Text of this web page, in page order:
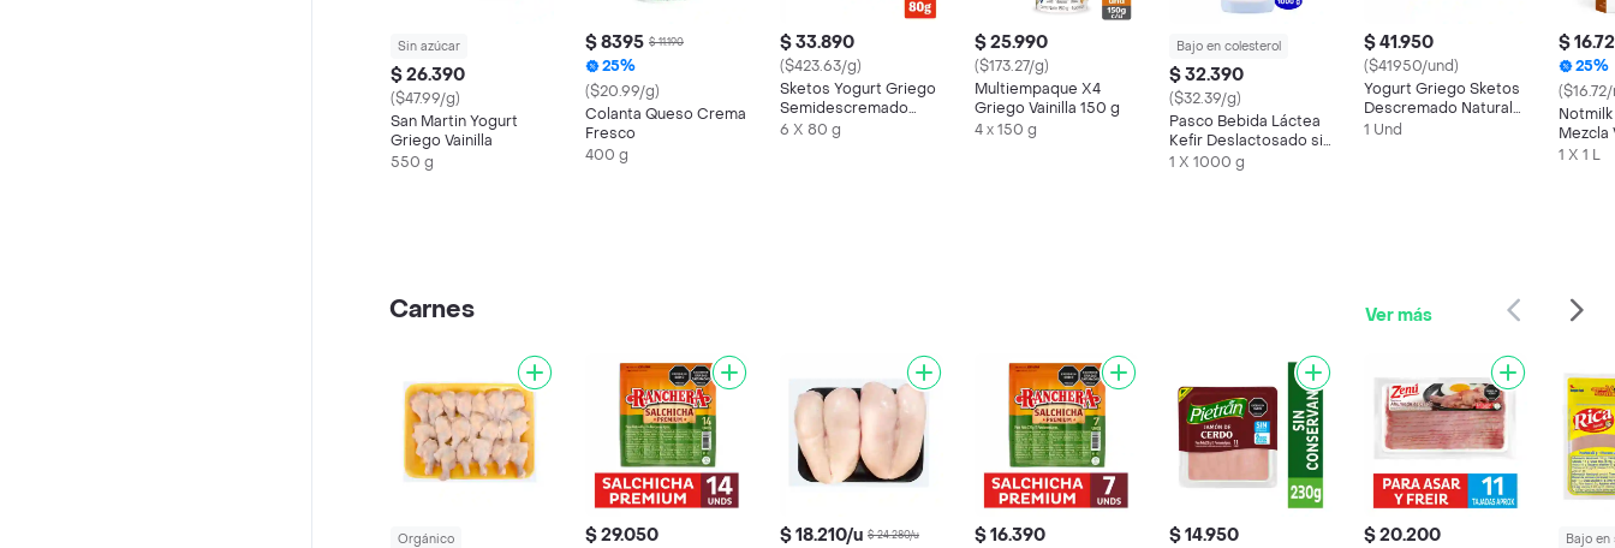
Sin azúcar
$ 26.390
($47.99/g)
San Martin Yogurt
Griego Vainilla
550 g
$ 8395 $ 11.190
25%
($20.99/g)
Colanta Queso Crema
Fresco
400 g
$ 33.890
($423.63/g)
Sketos Yogurt Griego
Semidescremado
para Niños Surtido
6 X 80 g
$ 25.990
($173.27/g)
Multiempaque X4
Griego Vainilla 150 g
4 x 150 g
Bajo en colesterol
$ 32.390
($32.39/g)
Pasco Bebida Láctea
Kefir Deslactosado sin
Dulce
1 X 1000 g
$ 41.950
($41950/und)
Yogurt Griego Sketos
Descremado Natural
(1000 Gr)
1 Und
$
25%
Mezcla
1 X 1 L
Carnes Ver más
Orgánico $ 29.050 $ 18.210/u $ 24.280/u $ 16.390 $ 14.950 $ 20.200 Bajo en